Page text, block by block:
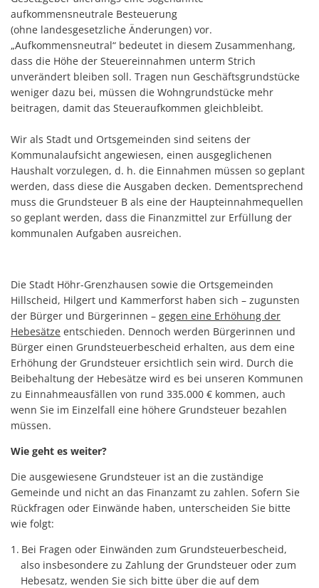
aufkommensneutrale Besteuerung
(ohne landesgesetzliche Änderungen) vor.
„Aufkommensneutral“ bedeutet in diesem Zusammenhang,
dass die Höhe der Steuereinnahmen unterm Strich
unverändert bleiben soll. Tragen nun Geschäftsgrundstücke
weniger dazu bei, müssen die Wohngrundstücke mehr
beitragen, damit das Steueraufkommen gleichbleibt.
Wir als Stadt und Ortsgemeinden sind seitens der
Kommunalaufsicht angewiesen, einen ausgeglichenen
Haushalt vorzulegen, d. h. die Einnahmen müssen so geplant
werden, dass diese die Ausgaben decken. Dementsprechend
muss die Grundsteuer B als eine der Haupteinnahmequellen
so geplant werden, dass die Finanzmittel zur Erfüllung der
kommunalen Aufgaben ausreichen.
Die Stadt Höhr-Grenzhausen sowie die Ortsgemeinden
Hillscheid, Hilgert und Kammerforst haben sich – zugunsten
der Bürger und Bürgerinnen – gegen eine Erhöhung der
Hebesätze entschieden. Dennoch werden Bürgerinnen und
Bürger einen Grundsteuerbescheid erhalten, aus dem eine
Erhöhung der Grundsteuer ersichtlich sein wird. Durch die
Beibehaltung der Hebesätze wird es bei unseren Kommunen
zu Einnahmeausfällen von rund 335.000 € kommen, auch
wenn Sie im Einzelfall eine höhere Grundsteuer bezahlen
müssen.
Wie geht es weiter?
Die ausgewiesene Grundsteuer ist an die zuständige
Gemeinde und nicht an das Finanzamt zu zahlen. Sofern Sie
Rückfragen oder Einwände haben, unterscheiden Sie bitte
wie folgt:
Bei Fragen oder Einwänden zum Grundsteuerbescheid,
also insbesondere zu Zahlung der Grundsteuer oder zum
Hebesatz, wenden Sie sich bitte über die auf dem